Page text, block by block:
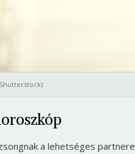
a lehetséges